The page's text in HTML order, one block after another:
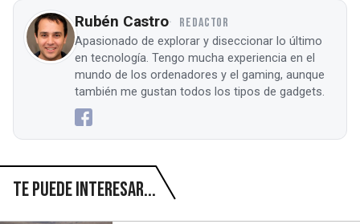
Rubén Castro REDACTOR
Apasionado de explorar y diseccionar lo último
en tecnología. Tengo mucha experiencia en el
mundo de los ordenadores y el gaming, aunque
también me gustan todos los tipos de gadgets.
Te puede interesar...